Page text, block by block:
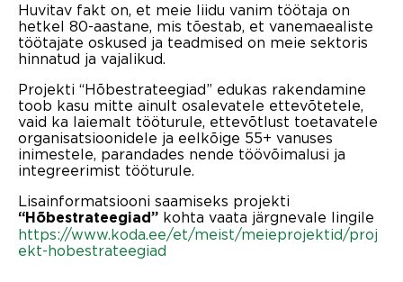
Huvitav fakt on, et meie liidu vanim töötaja on
hetkel 80-aastane, mis tõestab, et vanemaealiste
töötajate oskused ja teadmised on meie sektoris
hinnatud ja vajalikud.
Projekti “Hõbestrateegiad” edukas rakendamine
toob kasu mitte ainult osalevatele ettevõtetele,
vaid ka laiemalt tööturule, ettevõtlust toetavatele
organisatsioonidele ja eelkõige 55+ vanuses
inimestele, parandades nende töövõimalusi ja
integreerimist tööturule.
Lisainformatsiooni saamiseks projekti
“Hõbestrateegiad” kohta vaata järgnevale lingile
https://www.koda.ee/et/meist/meieprojektid/proj
ekt-hobestrateegiad